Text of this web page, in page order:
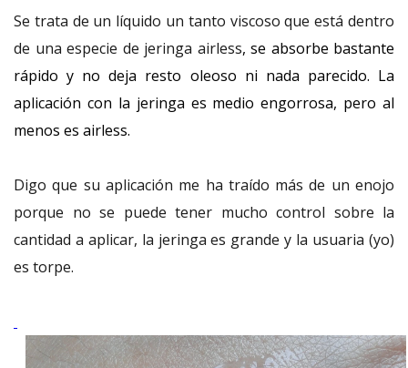
Se trata de un líquido un tanto viscoso que está dentro
de una especie de jeringa airless, se absorbe bastante
rápido y no deja resto oleoso ni nada parecido. La
aplicación con la jeringa es medio engorrosa, pero al
menos es airless.
Digo que su aplicación me ha traído más de un enojo
porque no se puede tener mucho control sobre la
cantidad a aplicar, la jeringa es grande y la usuaria (yo)
es torpe.